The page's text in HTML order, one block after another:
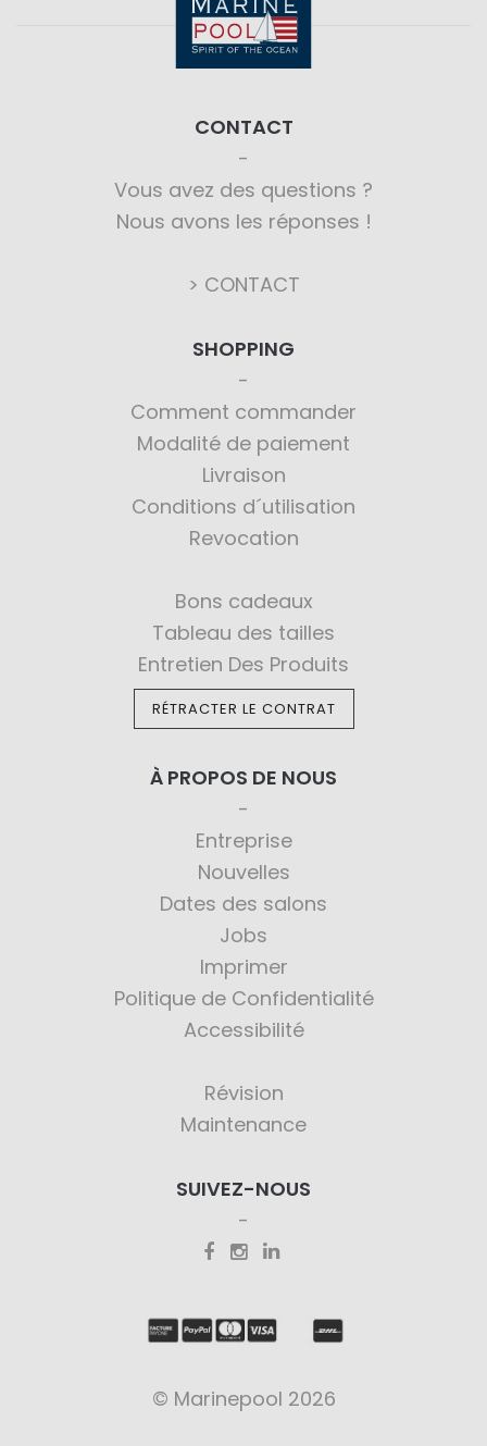
CONTACT
Vous avez des questions ?
Nous avons les réponses !
> CONTACT
SHOPPING
Comment commander
Modalité de paiement
Livraison
Conditions d´utilisation
Revocation
Bons cadeaux
Tableau des tailles
Entretien Des Produits
RÉTRACTER LE CONTRAT
À PROPOS DE NOUS
Entreprise
Nouvelles
Dates des salons
Jobs
Imprimer
Politique de Confidentialité
Accessibilité
Révision
Maintenance
SUIVEZ-NOUS
© Marinepool 2026